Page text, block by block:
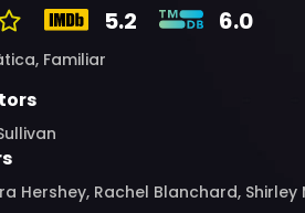
5.2 6.0
Familiar
Hershey, Rachel Blanchard,